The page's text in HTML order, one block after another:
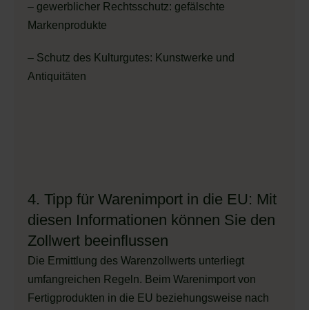
– gewerblicher Rechtsschutz: gefälschte
Markenprodukte
– Schutz des Kulturgutes: Kunstwerke und
Antiquitäten
4. Tipp für Warenimport in die EU: Mit
diesen Informationen können Sie den
Zollwert beeinflussen
Die Ermittlung des Warenzollwerts unterliegt
umfangreichen Regeln. Beim Warenimport von
Fertigprodukten in die EU beziehungsweise nach